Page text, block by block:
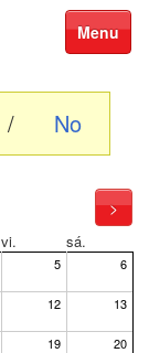
Menu
/ No
>
vi. sá.
5 6
12 13
19 20